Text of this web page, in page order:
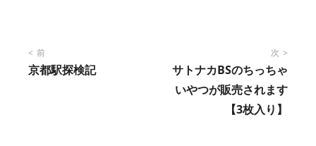
投
前
京都駅探検記
次
サトナカBSのちっちゃ
いやつが販売されます
【3枚入り】